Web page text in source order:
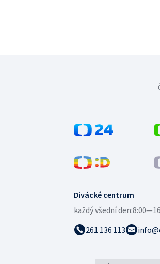
Divácké centrum
každý všední den:
261 136 113